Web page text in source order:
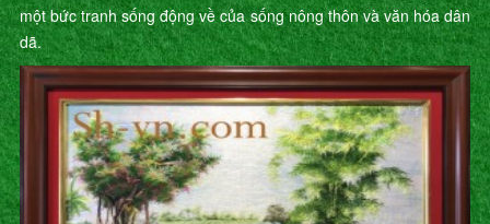
một bức tranh sống động về của sống nông thôn và văn hóa dân
dã.